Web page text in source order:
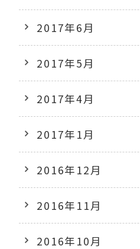
2017年6月
2017年5月
2017年4月
2017年1月
2016年12月
2016年11月
2016年10月